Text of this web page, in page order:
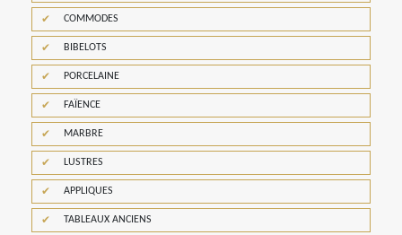
COMMODES
BIBELOTS
PORCELAINE
FAÏENCE
MARBRE
LUSTRES
APPLIQUES
TABLEAUX ANCIENS